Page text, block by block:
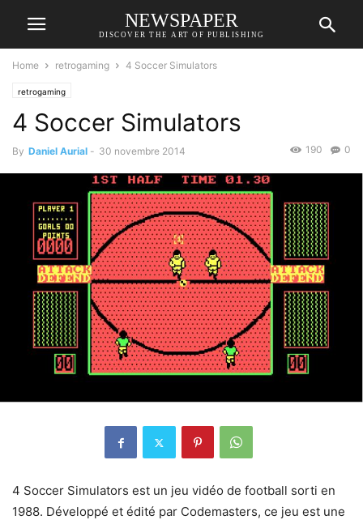
NEWSPAPER
DISCOVER THE ART OF PUBLISHING
Home retrogaming 4 Soccer Simulators
retrogaming
4 Soccer Simulators
By Daniel Aurial - 30 novembre 2014 0
190
4 Soccer Simulators est un jeu vidéo de football sorti en
1988. Développé et édité par Codemasters, ce jeu est une